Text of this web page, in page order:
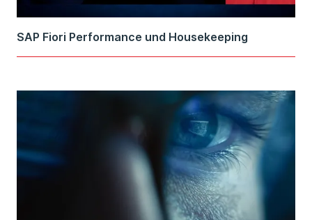
SAP Fiori Performance und Housekeeping